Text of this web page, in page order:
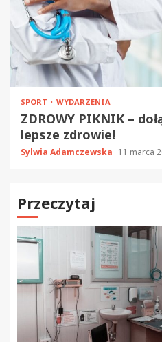
SPORT WYDARZENIA
ZDROWY PIKNIK –
lepsze zdrowie!
Sylwia Adamczewska 11 marca
Przeczytaj